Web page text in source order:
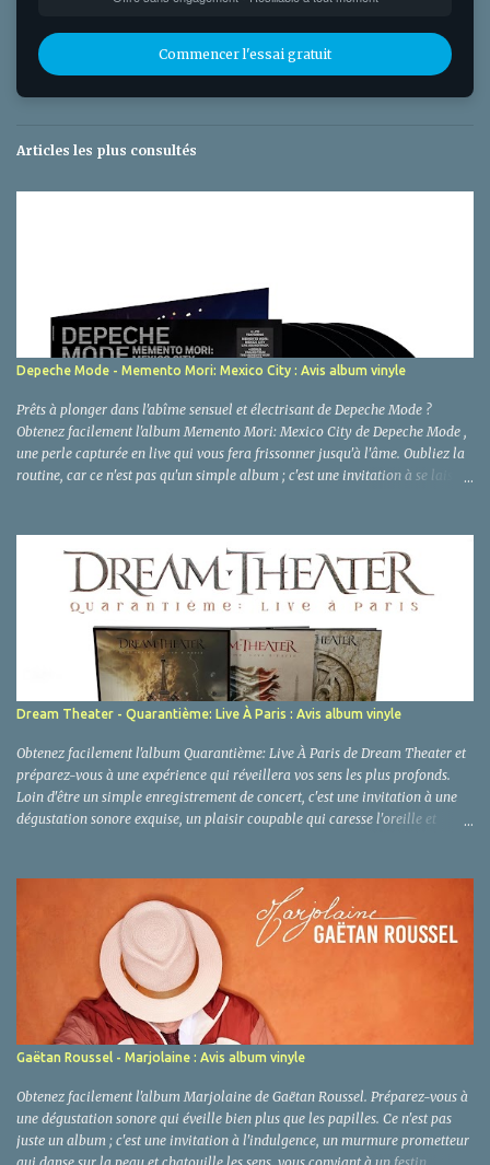
Commencer l'essai gratuit
Articles les plus consultés
Depeche Mode - Memento Mori: Mexico City : Avis album vinyle
Prêts à plonger dans l'abîme sensuel et électrisant de Depeche Mode ?
Obtenez facilement l'album Memento Mori: Mexico City de Depeche Mode ,
une perle capturée en live qui vous fera frissonner jusqu'à l'âme. Oubliez la
routine, car ce n'est pas qu'un simple album ; c'est une invitation à se laisser
pas ! Depeche Mode - Memento Mori: Mexico City : Clic sur image pour voir
le prix Amazon ! Critique et Analyse Quand Depeche Mode pose ses valises
(et ses synthés) à Mexico City, ce n'est jamais pour une simple balade. C'est
une étreinte fiévreuse, un dialogue passionné entre une légende vivante et
un public incandescent. "Memento Mori: Mexico City" n'est pas qu'un
Dream Theater - Quarantième: Live À Paris : Avis album vinyle
Obtenez facilement l'album Quarantième: Live À Paris de Dream Theater et
préparez-vous à une expérience qui réveillera vos sens les plus profonds.
Loin d'être un simple enregistrement de concert, c'est une invitation à une
dégustation sonore exquise, un plaisir coupable qui caresse l'oreille et
convoiter. Dream Theater - Quarantième: Live À Paris : Clic sur image pour
voir le prix Amazon ! Critique et Analyse : Le Vice Raffiné d'une
Performance Divine Ah, Quarantième: Live À Paris ... Ce n'est pas un album
que l'on écoute d'une oreille distraite, c'est une invitation à la décadence
sonore, une promesse de frissons qui courent le long de l'échine. Imaginez-
vous devant un festin préparé par un chef étoilé aux mains expertes : chaque
plat est une œuvre d'art, ch...
Gaëtan Roussel - Marjolaine : Avis album vinyle
Obtenez facilement l'album Marjolaine de Gaëtan Roussel. Préparez-vous à
une dégustation sonore qui éveille bien plus que les papilles. Ce n'est pas
juste un album ; c'est une invitation à l'indulgence, un murmure prometteur